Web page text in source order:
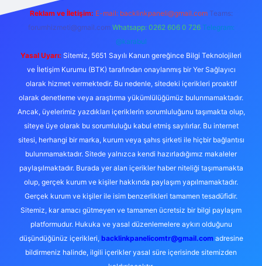
Reklam ve İletişim: E-mail: backlinkpaneli@gmail.com Teams:
forumhizmeti@gmail.com Whatsapp: 0262 606 0 726 Telegram:
@karabul
Yasal Uyarı: Sitemiz, 5651 Sayılı Kanun gereğince Bilgi Teknolojileri
ve İletişim Kurumu (BTK) tarafından onaylanmış bir Yer Sağlayıcı
olarak hizmet vermektedir. Bu nedenle, sitedeki içerikleri proaktif
olarak denetleme veya araştırma yükümlülüğümüz bulunmamaktadır.
Ancak, üyelerimiz yazdıkları içeriklerin sorumluluğunu taşımakta olup,
siteye üye olarak bu sorumluluğu kabul etmiş sayılırlar. Bu internet
sitesi, herhangi bir marka, kurum veya şahıs şirketi ile hiçbir bağlantısı
bulunmamaktadır. Sitede yalnızca kendi hazırladığımız makaleler
paylaşılmaktadır. Burada yer alan içerikler haber niteliği taşımamakta
olup, gerçek kurum ve kişiler hakkında paylaşım yapılmamaktadır.
Gerçek kurum ve kişiler ile isim benzerlikleri tamamen tesadüfidir.
Sitemiz, kar amacı gütmeyen ve tamamen ücretsiz bir bilgi paylaşım
platformudur. Hukuka ve yasal düzenlemelere aykırı olduğunu
düşündüğünüz içerikleri, backlinkpanelicomtr@gmail.comadresine
bildirmeniz halinde, ilgili içerikler yasal süre içerisinde sitemizden